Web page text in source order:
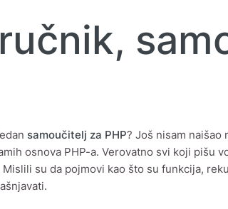
samoučitelj za PHP? Još nisam naišao
osnova PHP-a. Verovatno svi koji pišu
su da pojmovi kao što su funkcija,